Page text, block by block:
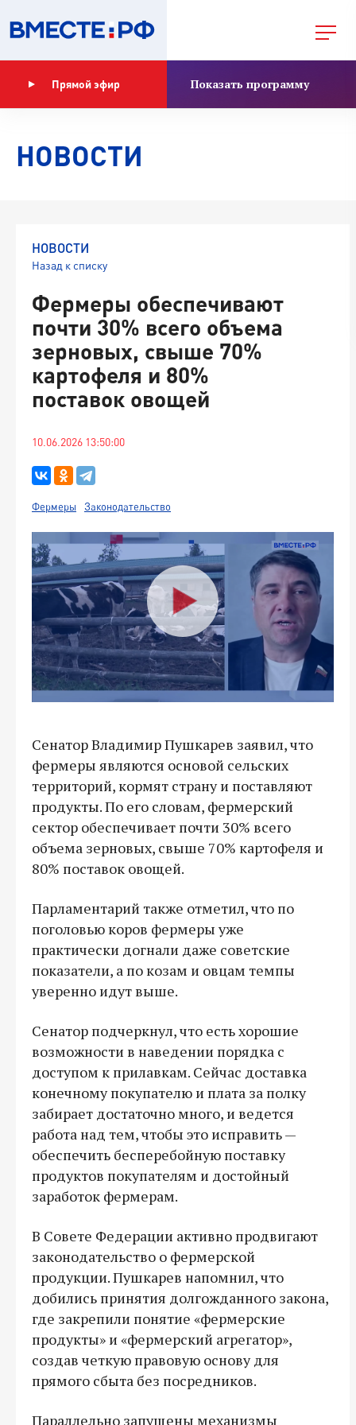
Прямой эфир Показать программу
НОВОСТИ
НОВОСТИ
Назад к списку
Фермеры обеспечивают
почти 30% всего объема
зерновых, свыше 70%
картофеля и 80%
поставок овощей
10.06.2026 13:50:00
Фермеры Законодательство
Сенатор Владимир Пушкарев заявил, что
фермеры являются основой сельских
территорий, кормят страну и поставляют
продукты. По его словам, фермерский
сектор обеспечивает почти 30% всего
объема зерновых, свыше 70% картофеля и
80% поставок овощей.
Парламентарий также отметил, что по
поголовью коров фермеры уже
практически догнали даже советские
показатели, а по козам и овцам темпы
уверенно идут выше.
Сенатор подчеркнул, что есть хорошие
возможности в наведении порядка с
доступом к прилавкам. Сейчас доставка
конечному покупателю и плата за полку
забирает достаточно много, и ведется
работа над тем, чтобы это исправить —
обеспечить бесперебойную поставку
продуктов покупателям и достойный
заработок фермерам.
В Совете Федерации активно продвигают
законодательство о фермерской
продукции. Пушкарев напомнил, что
добились принятия долгожданного закона,
где закрепили понятие «фермерские
продукты» и «фермерский агрегатор»,
создав четкую правовую основу для
прямого сбыта без посредников.
Параллельно запущены механизмы